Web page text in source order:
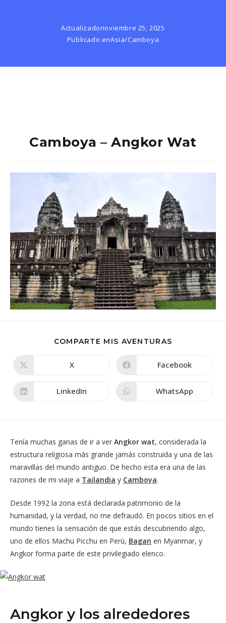
Actualizadonoviembre 25, 2025
Publicado enAsia/Camboya
Camboya – Angkor Wat
COMPARTE MIS AVENTURAS
CONTENIDO
una
nueva
X Se
una
nueva
Facebook
Se
LinkedIn Se
WhatsApp
Tenía muchas ganas de ir a ver Angkor wat, considerada la
estructura religiosa más grande jamás construida y una de las
maravillas del mundo antiguo. De hecho esta era una de las
razones de mi viaje a Tailandia y Camboya.
Desde 1992 la zona está declarada patrimonio de la
humanidad, y la verdad, no me defraudó. En pocos sitios en el
mundo tienes la sensación de que estás descubriendo algo,
uno de ellos Machu Picchu en Perú, Bagan en Myanmar, y
Angkor forma parte de este privilegiado elenco.
Angkor y los alrededores